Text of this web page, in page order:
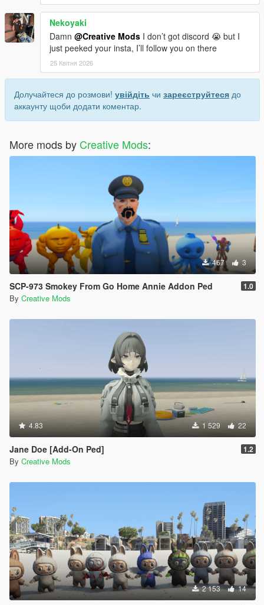
Nekoyaki
Damn @Creative Mods I don’t got discord 😭 but I
just peeked your insta, I’ll follow you on there
25 Квітня 2026
Долучайтеся до розмови! увійдіть чи зареєструйтеся до
аккаунту щоби додати коментар.
More mods by Creative Mods:
467 3
SCP-973 Smokey From Go Home Annie Addon Ped 1.0
By Creative Mods
4.83 1 529 22
Jane Doe [Add-On Ped] 1.2
By Creative Mods
2 153 14